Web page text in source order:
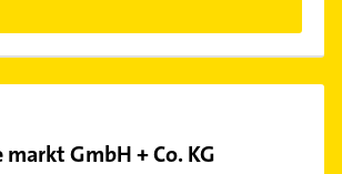
GmbH + Co. KG